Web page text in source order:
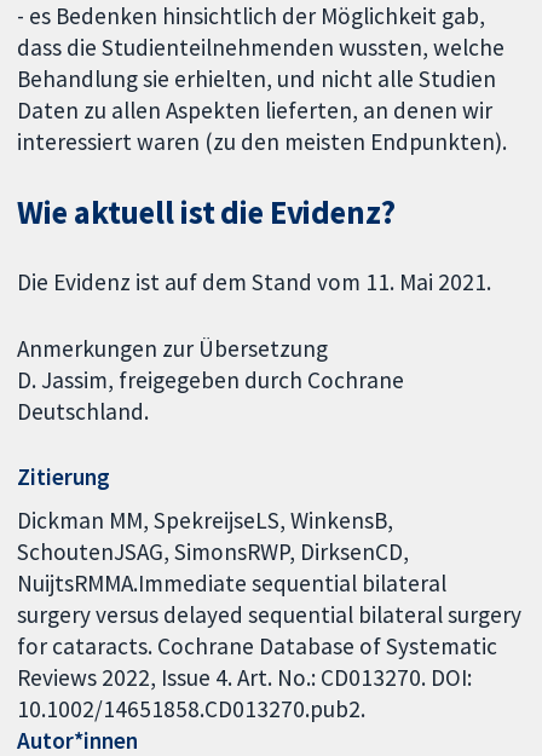
- es Bedenken hinsichtlich der Möglichkeit gab,
dass die Studienteilnehmenden wussten, welche
Behandlung sie erhielten, und nicht alle Studien
Daten zu allen Aspekten lieferten, an denen wir
interessiert waren (zu den meisten Endpunkten).
Wie aktuell ist die Evidenz?
Die Evidenz ist auf dem Stand vom 11. Mai 2021.
Anmerkungen zur Übersetzung
D. Jassim, freigegeben durch Cochrane
Deutschland.
Zitierung
Dickman MM, SpekreijseLS, WinkensB,
SchoutenJSAG, SimonsRWP, DirksenCD,
NuijtsRMMA.Immediate sequential bilateral
surgery versus delayed sequential bilateral surgery
for cataracts. Cochrane Database of Systematic
Reviews 2022, Issue 4. Art. No.: CD013270. DOI:
10.1002/14651858.CD013270.pub2.
Autor*innen